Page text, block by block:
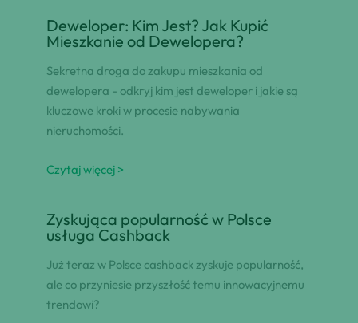
Deweloper: Kim Jest? Jak Kupić
Mieszkanie od Dewelopera?
Sekretna droga do zakupu mieszkania od
dewelopera - odkryj kim jest deweloper i jakie są
kluczowe kroki w procesie nabywania
nieruchomości.
Czytaj więcej >
Zyskująca popularność w Polsce
usługa Cashback
Już teraz w Polsce cashback zyskuje popularność,
ale co przyniesie przyszłość temu innowacyjnemu
trendowi?